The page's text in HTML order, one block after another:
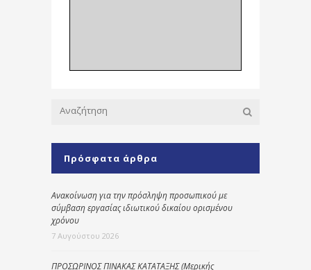
Πρόσφατα άρθρα
Ανακοίνωση για την πρόσληψη προσωπικού με
σύμβαση εργασίας ιδιωτικού δικαίου ορισμένου
χρόνου
7 Αυγούστου 2026
ΠΡΟΣΩΡΙΝΟΣ ΠΙΝΑΚΑΣ ΚΑΤΑΤΑΞΗΣ (Μερικής